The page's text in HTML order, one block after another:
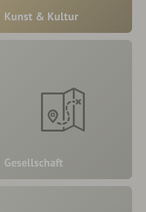
Kunst & Kultur
Gesellschaft